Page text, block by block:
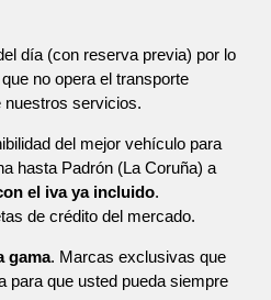
día (con reserva previa) por lo
no opera el transporte
nuestros servicios.
del mejor vehículo para
hasta Padrón (La Coruña) a
el iva ya incluido.
de crédito del mercado.
gama. Marcas exclusivas que
para que usted pueda siempre